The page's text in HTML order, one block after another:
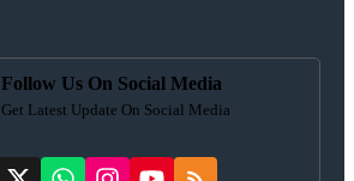
Follow Us On Social Media
Get Latest Update On Social Media